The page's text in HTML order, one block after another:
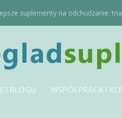
suplementy na odchudzanie:
I BLOGU WSPÓŁPRACA I